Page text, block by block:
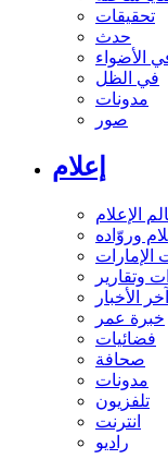
تحقيقات
حدث
الأضواء
في الظل
مدونات
صور
إعلام
الإعلام
وروّاده
الإمارات
وتقارير
آخر الأخبار
خبرة عمر
فضائيات
صحافة
مدونات
تلفزيون
انترنت
راديو